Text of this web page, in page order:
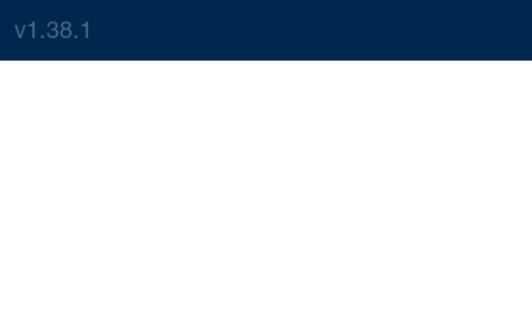
v1.38.1